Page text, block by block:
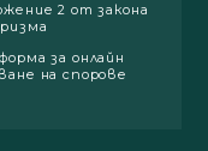
2 от закона
за онлайн
на спорове